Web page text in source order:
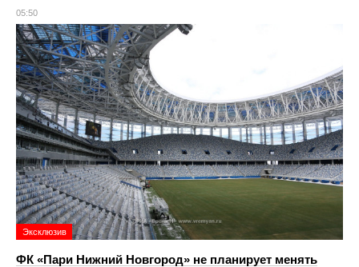
05:50
Эксклюзив
ФК «Пари Нижний Новгород» не планирует менять